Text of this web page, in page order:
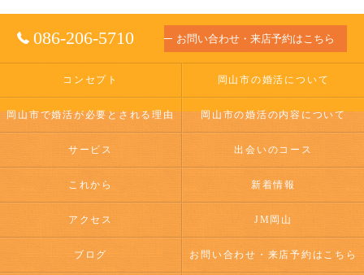
086-206-5710 お問い合わせ・来店予約はこちら
コンセプト 岡山市の婚活について
岡山市で婚活が必要とされる理由 岡山市の婚活の内容について
サービス 出会いのコース
これから 新着情報
アクセス JM岡山
ブログ お問い合わせ・来店予約はこちら